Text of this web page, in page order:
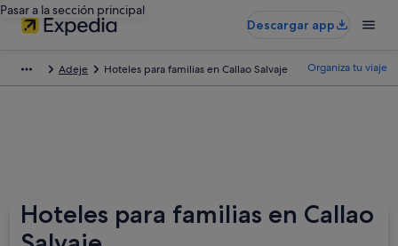
Pasar a la sección principal
Descargar app
Adeje Hoteles para familias en Callao Salvaje Organiza tu viaje
Hoteles para familias en Callao